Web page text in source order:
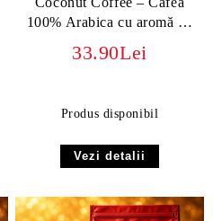
100% Arabica cu aromă de
33.90Lei
Produs disponibil
Vezi detalii